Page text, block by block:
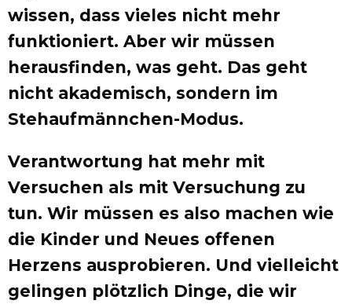
wissen, dass vieles nicht mehr
funktioniert. Aber wir müssen
herausfinden, was geht. Das geht
nicht akademisch, sondern im
Stehaufmännchen-Modus.
Verantwortung hat mehr mit
Versuchen als mit Versuchung zu
tun. Wir müssen es also machen wie
die Kinder und Neues offenen
Herzens ausprobieren. Und vielleicht
gelingen plötzlich Dinge, die wir